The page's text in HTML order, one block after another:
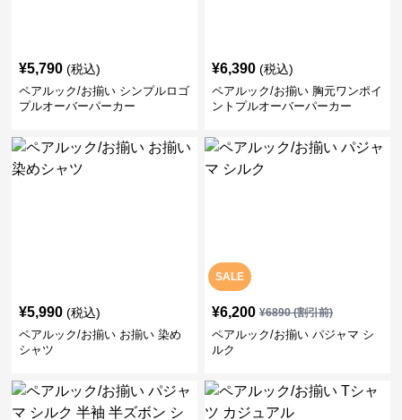
¥5,790 (税込)
ペアルック/お揃い シンプルロゴ
プルオーバーパーカー
¥6,390 (税込)
ペアルック/お揃い 胸元ワンポイ
ントプルオーバーパーカー
¥5,990 (税込)
ペアルック/お揃い お揃い 染め
シャツ
SALE
¥6,200 ¥6890(割引前)
ペアルック/お揃い パジャマ シ
ルク